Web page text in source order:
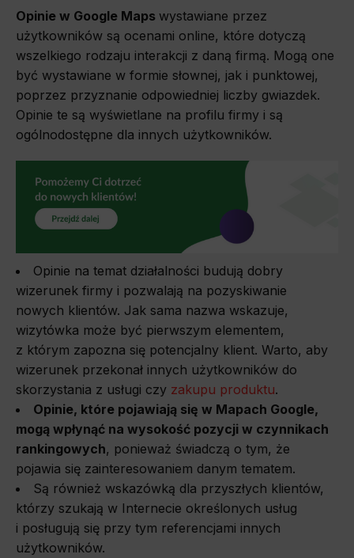
Opinie w Google Maps wystawiane przez
użytkowników są ocenami online, które dotyczą
wszelkiego rodzaju interakcji z daną firmą. Mogą one
być wystawiane w formie słownej, jak i punktowej,
poprzez przyznanie odpowiedniej liczby gwiazdek.
Opinie te są wyświetlane na profilu firmy i są
ogólnodostępne dla innych użytkowników.
Opinie na temat działalności budują dobry
wizerunek firmy i pozwalają na pozyskiwanie
nowych klientów. Jak sama nazwa wskazuje,
wizytówka może być pierwszym elementem,
z którym zapozna się potencjalny klient. Warto, aby
wizerunek przekonał innych użytkowników do
skorzystania z usługi czy zakupu produktu.
Opinie, które pojawiają się w Mapach Google,
mogą wpłynąć na wysokość pozycji w czynnikach
rankingowych, ponieważ świadczą o tym, że
pojawia się zainteresowaniem danym tematem.
Są również wskazówką dla przyszłych klientów,
którzy szukają w Internecie określonych usług
i posługują się przy tym referencjami innych
użytkowników.